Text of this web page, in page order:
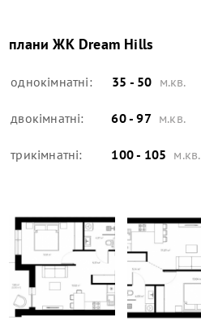
планиЖК Dream Hills
однокімнатні: 35 - 50 м.кв.
двокімнатні: 60 - 97 м.кв.
трикімнатні: 100 - 105 м.кв.